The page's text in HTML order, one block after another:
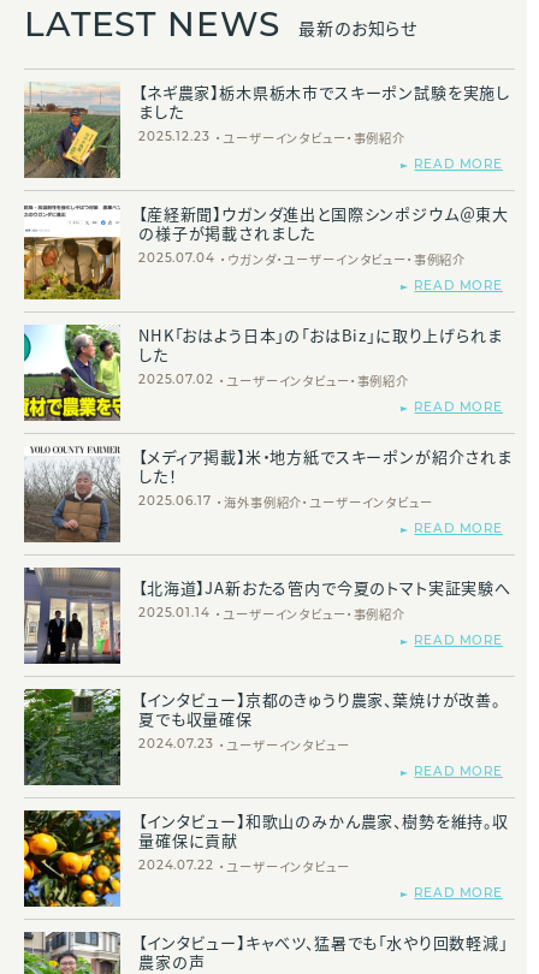
LATEST NEWS 最新のお知らせ
【ネギ農家】栃木県栃木市でスキーポン試験を実施し
ました
2025.12.23 ユーザーインタビュー 事例紹介
READ MORE
【産経新聞】ウガンダ進出と国際シンポジウム＠東大
の様子が掲載されました
2025.07.04 ウガンダ ユーザーインタビュー 事例紹介
READ MORE
NHK「おはよう日本」の「おはBiz」に取り上げられま
した
2025.07.02 ユーザーインタビュー 事例紹介
READ MORE
【メディア掲載】米・地方紙でスキーポンが紹介されま
した！
2025.06.17 海外事例紹介 ユーザーインタビュー
READ MORE
【北海道】JA新おたる管内で今夏のトマト実証実験へ
2025.01.14 ユーザーインタビュー 事例紹介
READ MORE
【インタビュー】京都のきゅうり農家、葉焼けが改善。
夏でも収量確保
2024.07.23 ユーザーインタビュー
READ MORE
【インタビュー】和歌山のみかん農家、樹勢を維持。収
量確保に貢献
2024.07.22 ユーザーインタビュー
READ MORE
【インタビュー】キャべツ、猛暑でも「水やり回数軽減」
農家の声